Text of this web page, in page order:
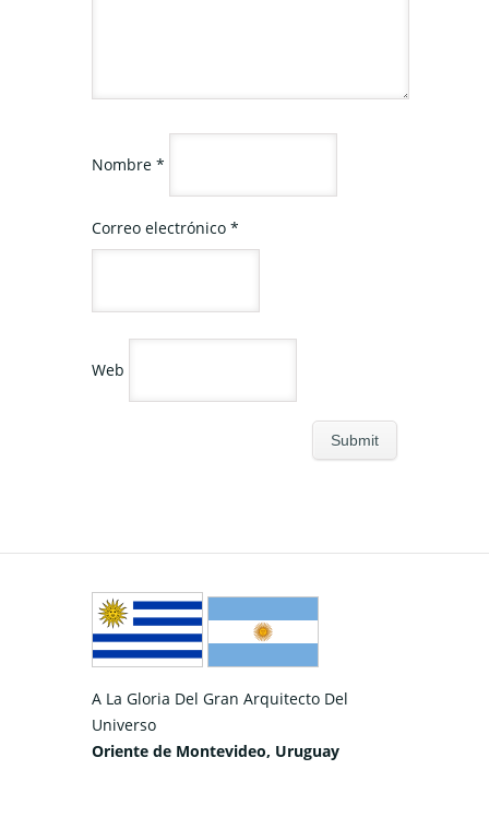
Nombre *
Correo electrónico *
Web
A La Gloria Del Gran Arquitecto Del
Universo
Oriente de Montevideo, Uruguay